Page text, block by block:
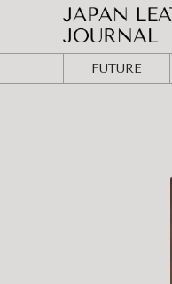
FUTURE